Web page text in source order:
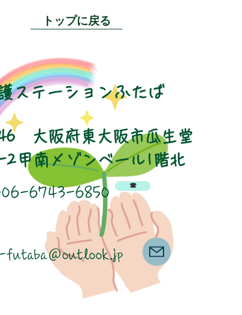
トップに戻る
ステーションふたば
大阪府東大阪市瓜生堂
甲南メゾンベール1階北
6743-6850
futaba＠outlook.jp
☎